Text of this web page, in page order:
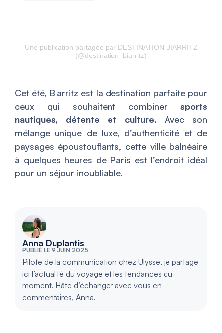
Une publication partagée par DESTINATION BIARRITZ
(@destination_biarritz)
Cet été, Biarritz est la destination parfaite pour
ceux qui souhaitent combiner sports
nautiques, détente et culture. Avec son
mélange unique de luxe, d’authenticité et de
paysages époustouflants, cette ville balnéaire
à quelques heures de Paris est l’endroit idéal
pour un séjour inoubliable.
Anna Duplantis
PUBLIÉ LE 9 JUIN 2025
Pilote de la communication chez Ulysse, je partage
ici l’actualité du voyage et les tendances du
moment. Hâte d’échanger avec vous en
commentaires, Anna.